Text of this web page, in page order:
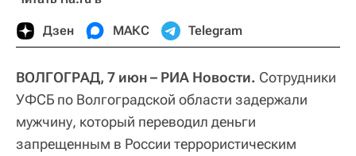
Дзен МАКС Telegram
ВОЛГОГРАД, 7 июн – РИА Новости. Сотрудники
УФСБ по Волгоградской области задержали
мужчину, который переводил деньги
запрещенным в России террористическим